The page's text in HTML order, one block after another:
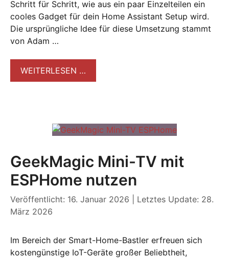
Schritt für Schritt, wie aus ein paar Einzelteilen ein
cooles Gadget für dein Home Assistant Setup wird.
Die ursprüngliche Idee für diese Umsetzung stammt
von Adam …
WEITERLESEN …
GeekMagic Mini-TV mit
ESPHome nutzen
Veröffentlicht: 16. Januar 2026
Letztes Update: 28.
März 2026
Im Bereich der Smart-Home-Bastler erfreuen sich
kostengünstige IoT-Geräte großer Beliebtheit,